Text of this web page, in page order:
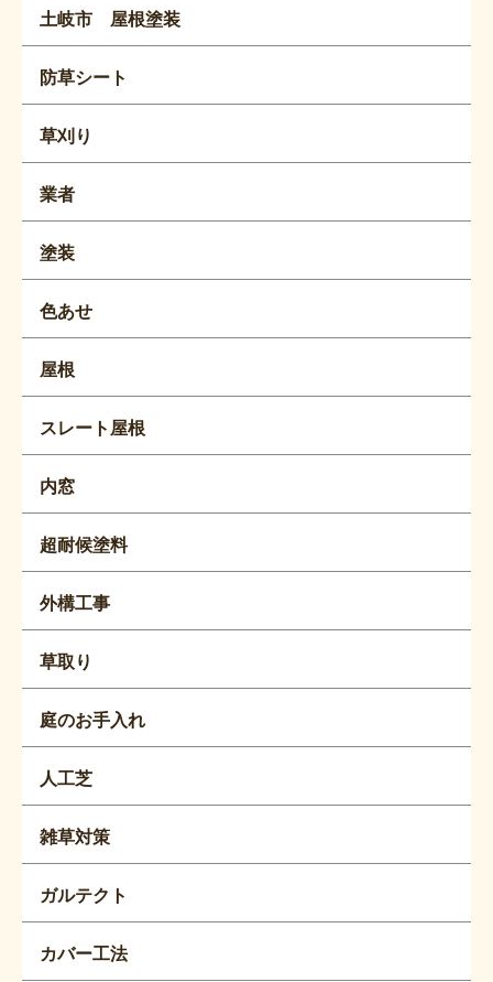
土岐市 屋根塗装
防草シート
草刈り
業者
塗装
色あせ
屋根
スレート屋根
内窓
超耐候塗料
外構工事
草取り
庭のお手入れ
人工芝
雑草対策
ガルテクト
カバー工法